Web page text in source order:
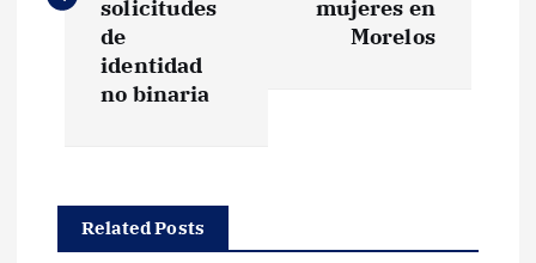
c
solicitudes
de
identidad
no binaria
mujeres en
Morelos
Related Posts